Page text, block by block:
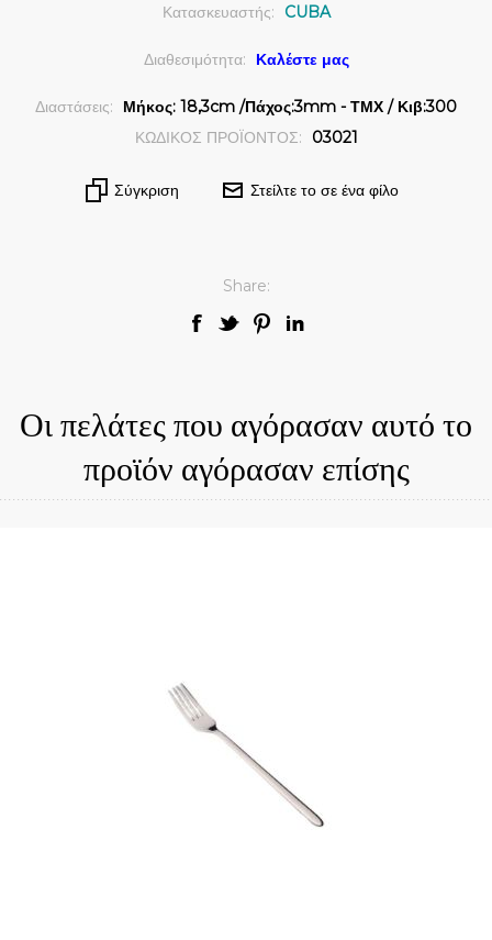
Κατασκευαστής: CUBA
Διαθεσιμότητα: Καλέστε μας
Διαστάσεις:
Μήκος: 18,3cm /Πάχος:3mm - ΤΜΧ / Κιβ:300
ΚΩΔΙΚΟΣ ΠΡΟΪΟΝΤΟΣ:
03021
Σύγκριση Στείλτε το σε ένα φίλο
Share:
Οι πελάτες που αγόρασαν αυτό το
προϊόν αγόρασαν επίσης